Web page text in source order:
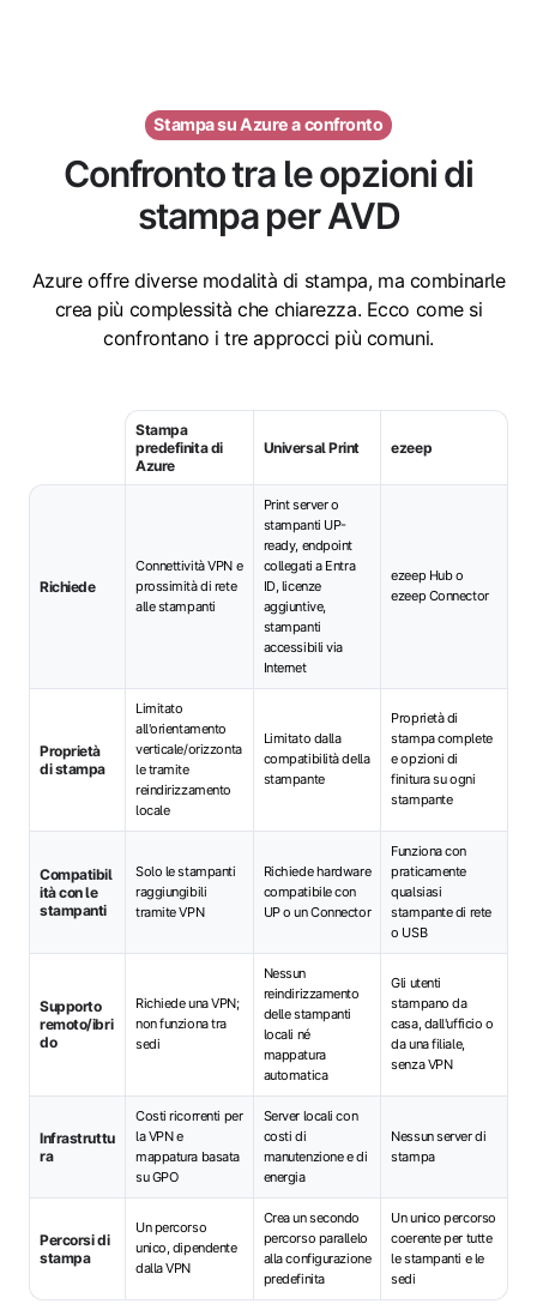
Stampa su Azure a confronto
Confronto tra le opzioni di
stampa per AVD
Azure offre diverse modalità di stampa, ma combinarle
crea più complessità che chiarezza. Ecco come si
confrontano i tre approcci più comuni.
Stampa
predefinita di
Azure
Universal Print ezeep
Richiede
Connettività VPN e
prossimità di rete
alle stampanti
Print server o
stampanti UP-
ready, endpoint
collegati a Entra
ID, licenze
aggiuntive,
stampanti
accessibili via
Internet
ezeep Hub o
ezeep Connector
Proprietà
di stampa
Limitato
all'orientamento
verticale/orizzonta
le tramite
reindirizzamento
locale
Limitato dalla
compatibilità della
stampante
Proprietà di
stampa complete
e opzioni di
finitura su ogni
stampante
Compatibil
ità con le
stampanti
Solo le stampanti
raggiungibili
tramite VPN
Richiede hardware
compatibile con
UP o un Connector
Funziona con
praticamente
qualsiasi
stampante di rete
o USB
Supporto
remoto/ibri
do
Richiede una VPN;
non funziona tra
sedi
Nessun
reindirizzamento
delle stampanti
locali né
mappatura
automatica
Gli utenti
stampano da
casa, dall'ufficio o
da una filiale,
senza VPN
Infrastruttu
ra
Costi ricorrenti per
la VPN e
mappatura basata
su GPO
Server locali con
costi di
manutenzione e di
energia
Nessun server di
stampa
Percorsi di
stampa
Un percorso
unico, dipendente
dalla VPN
Crea un secondo
percorso parallelo
alla configurazione
predefinita
Un unico percorso
coerente per tutte
le stampanti e le
sedi